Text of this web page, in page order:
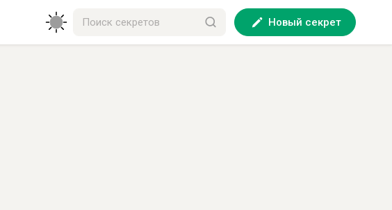
Новый секрет